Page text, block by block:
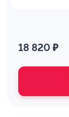
18 820 ₽